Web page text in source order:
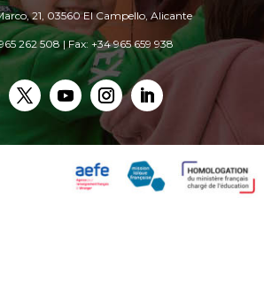
21, 03560 El Campello, Alicante
262 508 | Fax: +34 965 659 938